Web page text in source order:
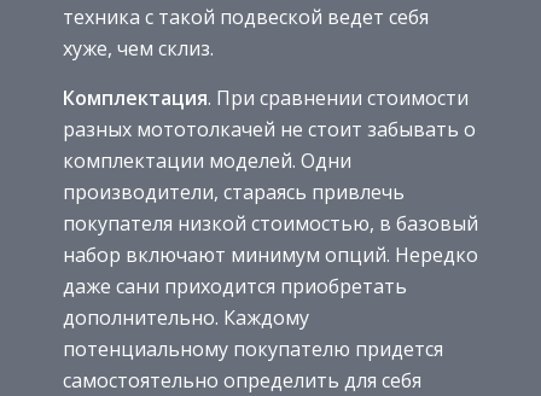
техника с такой подвеской ведет себя
хуже, чем склиз.
Комплектация. При сравнении стоимости
разных мототолкачей не стоит забывать о
комплектации моделей. Одни
производители, стараясь привлечь
покупателя низкой стоимостью, в базовый
набор включают минимум опций. Нередко
даже сани приходится приобретать
дополнительно. Каждому
потенциальному покупателю придется
самостоятельно определить для себя